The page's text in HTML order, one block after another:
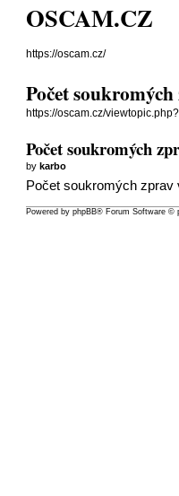
OSCAM.CZ
https://oscam.cz/
Počet
https://oscam.cz/
Počet soukromých
bykarbo
Počet soukromých zprav
Powered byphpBB® Forum Software ©